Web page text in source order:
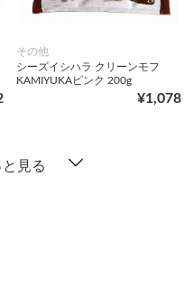
その他
シーズイシハラ クリーンモフ
KAMIYUKAピンク 200g
¥1,078
と見る